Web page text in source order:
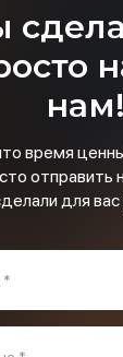
нам!
время
отправить
для
*